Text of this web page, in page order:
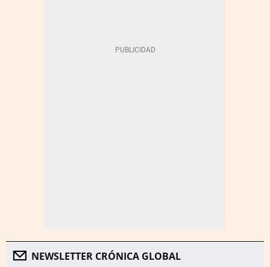
NEWSLETTER CRÓNICA GLOBAL